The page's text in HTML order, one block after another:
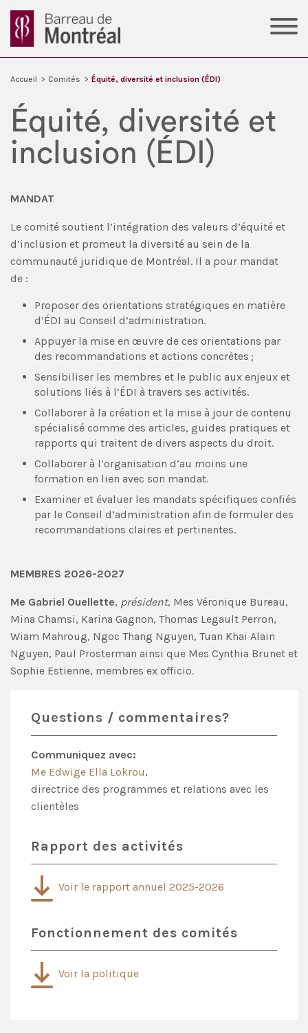
Accueil > Comités > Équité, diversité et inclusion (ÉDI)
Équité, diversité et
inclusion (ÉDI)
MANDAT
Le comité soutient l’intégration des valeurs d’équité et
d’inclusion et promeut la diversité au sein de la
communauté juridique de Montréal. Il a pour mandat
de :
Proposer des orientations stratégiques en matière
d’ÉDI au Conseil d’administration.
Appuyer la mise en œuvre de ces orientations par
des recommandations et actions concrètes ;
Sensibiliser les membres et le public aux enjeux et
solutions liés à l’ÉDI à travers ses activités.
Collaborer à la création et la mise à jour de contenu
spécialisé comme des articles, guides pratiques et
rapports qui traitent de divers aspects du droit.
Collaborer à l’organisation d’au moins une
formation en lien avec son mandat.
Examiner et évaluer les mandats spécifiques confiés
par le Conseil d’administration afin de formuler des
recommandations claires et pertinentes.
MEMBRES 2026-2027
Me Gabriel Ouellette, président, Mes Véronique Bureau,
Mina Chamsi, Karina Gagnon, Thomas Legault Perron,
Wiam Mahroug, Ngoc Thang Nguyen, Tuan Khai Alain
Nguyen, Paul Prosterman ainsi que Mes Cynthia Brunet et
Sophie Estienne, membres ex officio.
Questions / commentaires?
Communiquez avec:
Me Edwige Ella Lokrou,
directrice des programmes et relations avec les
clientèles
Rapport des activités
Voir le rapport annuel 2025-2026
Fonctionnement des comités
Voir la politique